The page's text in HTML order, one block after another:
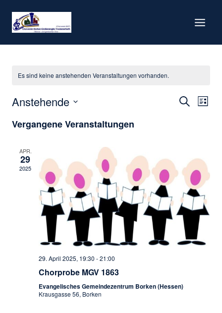
Inhalt
springen
Es sind keine anstehenden Veranstaltungen vorhanden.
Suche Liste
Anstehende
wählen.
Vergangene Veranstaltungen
APR.
29
2025
29. April 2025, 19:30 -21:00
Chorprobe MGV 1863
Evangelisches Gemeindezentrum Borken (Hessen)
Krausgasse 56, Borken